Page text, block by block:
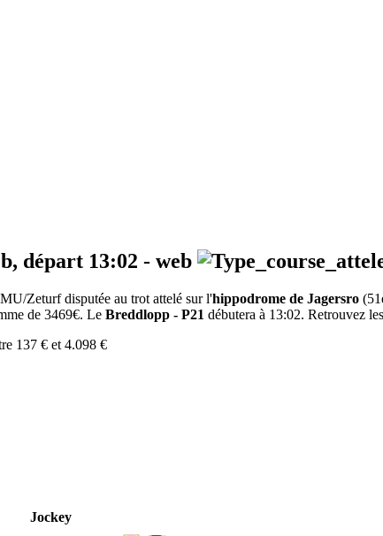
départ 13:02 - web
Zeturf disputée au trot attelé sur l'hippodrome de Jagersro
de 3469€. Le Breddlopp - P21 débutera à 13:02. Retrouvez
137 € et 4.098 €
Jockey